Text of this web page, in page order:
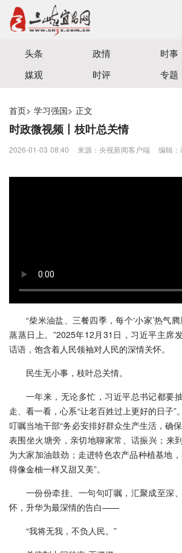
宜昌三峡融媒体中心主办
头条 政情 时事
媒观
时评 专题
首页> 学习强国> 正文
时政微视频丨枝叶总关情
2026-01-03 08:40 来源：央视新闻客户端 编辑：
“柴米油盐、三餐四季，每个‘小家’热气
蒸蒸日上。”2025年12月31日，习近平主席
话语，饱含着人民领袖对人民的深情关怀。
民生无小事，枝叶总关情。
一年来，无论多忙，习近平总书记都要
走、看一看，心系“让老百姓过上更好的日子”
叮嘱当地干部“务必安排好群众生产生活，确
表围坐火塘旁，亲切地聊家常、话振兴；来
为大家加油鼓劲；走进特色农产品种植基地
得像金柚一样又甜又美”。
一份份牵挂、一句句叮嘱，汇聚成至深
怀，升华为最深情的告白——
“我将无我，不负人民。”